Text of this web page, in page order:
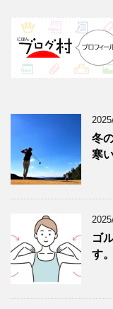
冬
寒
ゴ
す。